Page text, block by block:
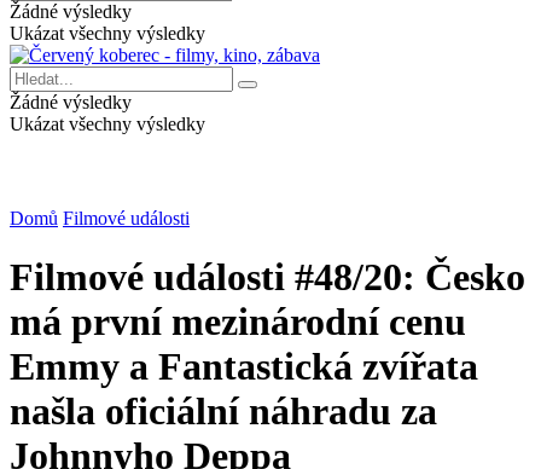
Žádné výsledky
Ukázat všechny výsledky
Žádné výsledky
Ukázat všechny výsledky
Domů Filmové události
Filmové události #48/20: Česko
má první mezinárodní cenu
Emmy a Fantastická zvířata
našla oficiální náhradu za
Johnnyho Deppa